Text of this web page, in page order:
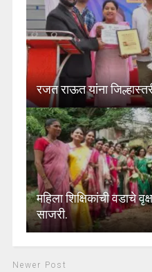
रजत राऊत यांना
महिला शिक्षिकांची वडाचे
साजरी.
Newer Post